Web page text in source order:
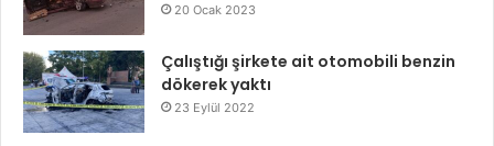
20 Ocak 2023
Çalıştığı şirkete ait otomobili benzin
dökerek yaktı
23 Eylül 2022